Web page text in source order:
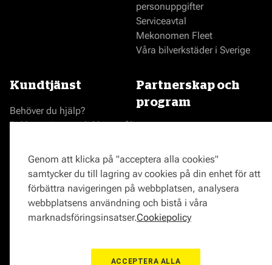
personuppgifter
Serviceavtal
Mekonomen Fleet
Våra bilverkstäder i Sverige
Kundtjänst
Behöver du hjälp?
Reklamationer och klagomål
Frågor om verkstäder?
Partnerskap och
program
Prisgaranti
Vägassistans
ProMeister
Onlinemagasin
0771-72 00 00
Genom att klicka på "acceptera alla cookies"
samtycker du till lagring av cookies på din enhet för att
förbättra navigeringen på webbplatsen, analysera
webbplatsens användning och bistå i våra
marknadsföringsinsatser.Cookiepolicy
ACCEPTERA ALLA